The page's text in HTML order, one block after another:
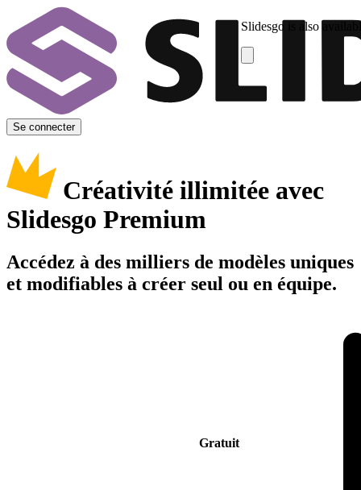
Slidesgo is also
Se connecter
Créativité illimitée avec
Slidesgo Premium
Accédez à des milliers de modèles uniques
et modifiables à créer seul ou en équipe.
Gratuit